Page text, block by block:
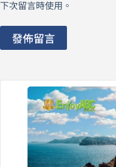
下次留言時使用。
發佈留言